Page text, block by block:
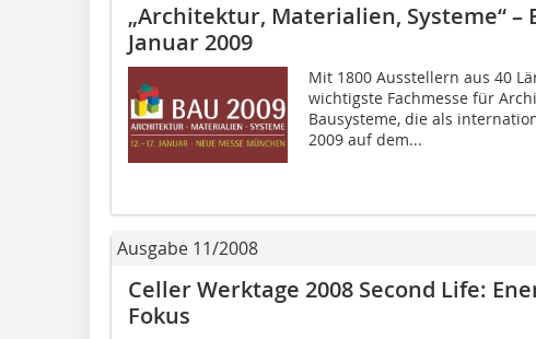
„Architektur, Materialien, Systeme“ ­­–
Januar 2009
Mit 1800 Ausstellern aus 40
wichtigste Fachmesse für
Bausysteme, die als
2009 auf dem...
Ausgabe 11/2008
Celler Werktage 2008 Second Life:
Fokus